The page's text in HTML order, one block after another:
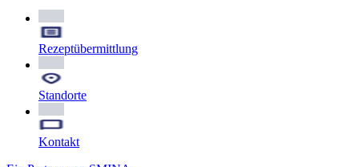
Rezeptübermittlung
Standorte
Kontakt